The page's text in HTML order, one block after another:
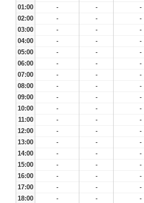
01:00
- - -
02:00
- - -
03:00
- - -
04:00
- - -
05:00
- - -
06:00
- - -
07:00
- - -
08:00
- - -
09:00
- - -
10:00
- - -
11:00
- - -
12:00
- - -
13:00
- - -
14:00
- - -
15:00
- - -
16:00
- - -
17:00
- - -
18:00
- - -